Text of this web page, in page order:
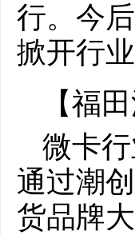
行。今
掀开行
【福
微卡
通过潮
货品牌